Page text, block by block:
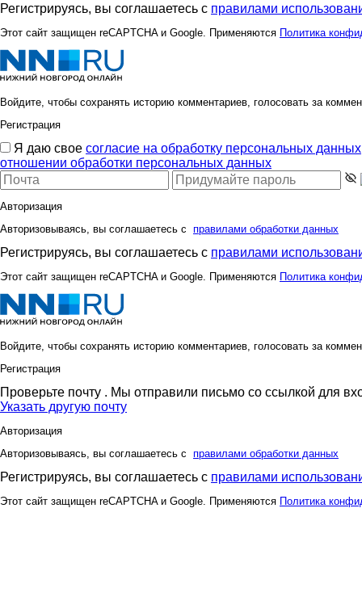
Регистрируясь, вы соглашаетесь с правилами
Этот сайт защищен reCAPTCHA и Google. Применяются Политика
Войдите, чтобы сохранять историю комментариев, голосовать за
Регистрация
Я даю свое согласие на обработку персональных данных
отношении обработки персональных данных
Авторизация
Авторизовываясь, вы соглашаетесь с правилами обработки данных
Регистрируясь, вы соглашаетесь с правилами
Этот сайт защищен reCAPTCHA и Google. Применяются Политика
Войдите, чтобы сохранять историю комментариев, голосовать за
Регистрация
Проверьте почту . Мы отправили письмо со ссылкой для
Указать другую почту
Авторизация
Авторизовываясь, вы соглашаетесь с правилами обработки данных
Регистрируясь, вы соглашаетесь с правилами
Этот сайт защищен reCAPTCHA и Google. Применяются Политика